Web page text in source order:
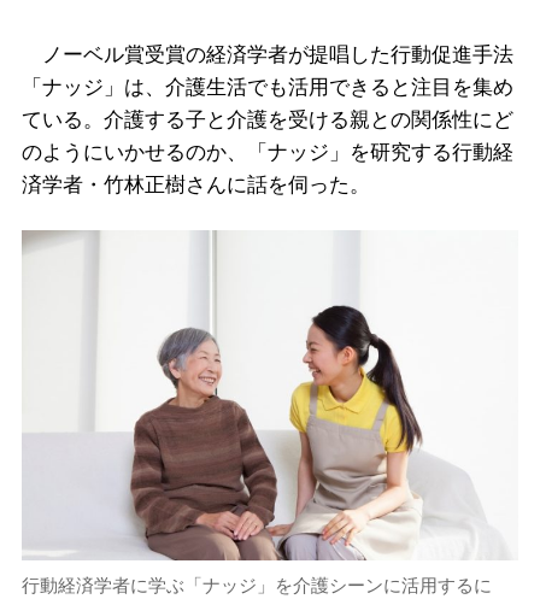
ノーベル賞受賞の経済学者が提唱した行動促進手法
「ナッジ」は、介護生活でも活用できると注目を集め
ている。介護する子と介護を受ける親との関係性にど
のようにいかせるのか、「ナッジ」を研究する行動経
済学者・竹林正樹さんに話を伺った。
行動経済学者に学ぶ「ナッジ」を介護シーンに活用するに